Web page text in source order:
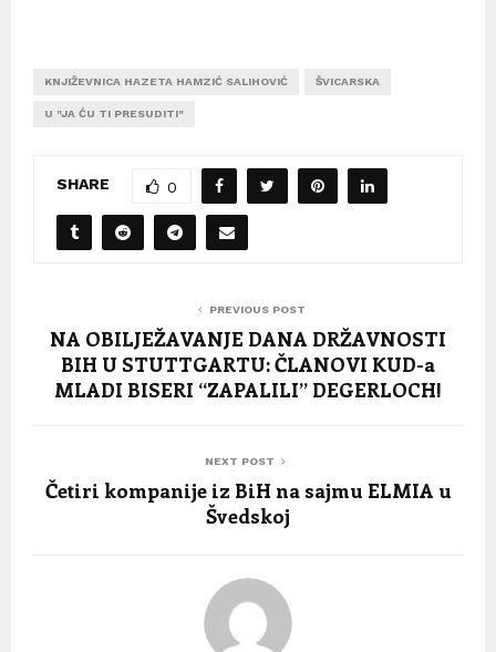
KNJIŽEVNICA HAZETA HAMZIĆ SALIHOVIĆ ŠVICARSKA
U "JA ĆU TI PRESUDITI"
SHARE 0
PREVIOUS POST
NA OBILJEŽAVANJE DANA DRŽAVNOSTI
BIH U STUTTGARTU: ČLANOVI KUD-a
MLADI BISERI “ZAPALILI” DEGERLOCH!
NEXT POST
Četiri kompanije iz BiH na sajmu ELMIA u
Švedskoj